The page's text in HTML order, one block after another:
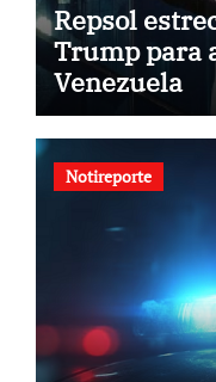
Repsol
Trump para
Venezuela
Notireporte